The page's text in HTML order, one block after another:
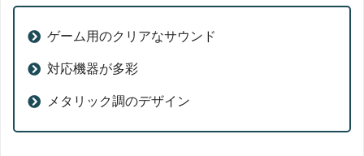
ゲーム用のクリアなサウンド
対応機器が多彩
メタリック調のデザイン